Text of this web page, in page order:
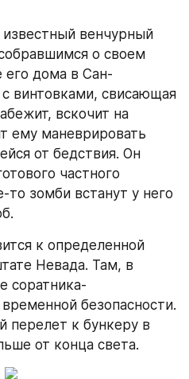
венчурный
о своем
его дома в Сан-
винтовками, свисающая
вскочит на
ему маневрировать
от бедствия. Он
частного
то зомби встанут у него
к определенной
Невада. Там, в
соратника-
безопасности.
перелет к бункеру в
от конца света.